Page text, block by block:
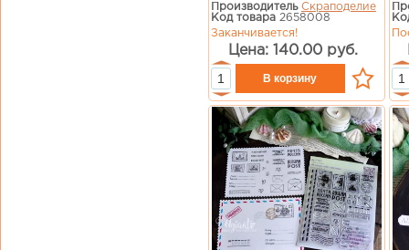
Производитель Скраподелие
Код товара 2658008
Заканчивается!
Цена: 140.00 руб.